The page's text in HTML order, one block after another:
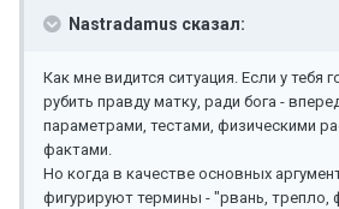
Nastradamus сказал:
Как мне видится ситуация. Если у тебя
рубить правду матку, ради бога -
параметрами, тестами, физическими
фактами.
Но когда в качестве основных
фигурируют термины - "рвань, трепло,